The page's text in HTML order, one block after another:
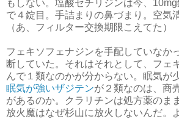
もしない。塩酸セチリジンは今、
で４錠目。手詰まりの鼻づまり。空気
（あ、フィルター交換期限こえてた）
フェキソフェナジンを手配していなか
断していた。それはそれとして、フェ
んで１類なのかが分からない。眠気が
眠気が強いザジテンが２類なのは、商
があるのか。クラリチンは処方薬のま
放火魔はなぜ杉山に放火しないんだ。